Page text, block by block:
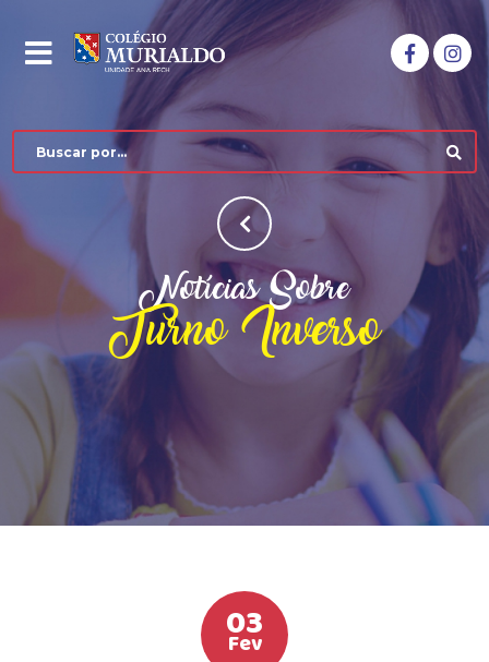
NÍVEIS DE ENSINO
PROGRAMA BILÍNGUE
LISTA DE MATERIAIS
Notícias Sobre
Turno Inverso
03
Fev